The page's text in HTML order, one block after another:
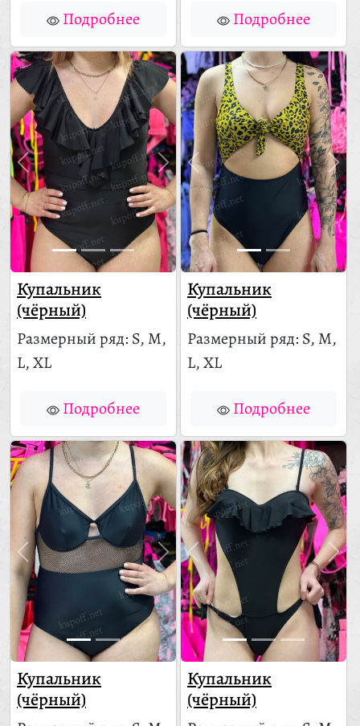
Подробнее Подробнее
Купальник
(чёрный)
Размерный ряд: S, M,
L, XL
Подробнее
Купальник
(чёрный)
Размерный ряд: S, M,
L, XL
Подробнее
Купальник
(чёрный)
Купальник
(чёрный)